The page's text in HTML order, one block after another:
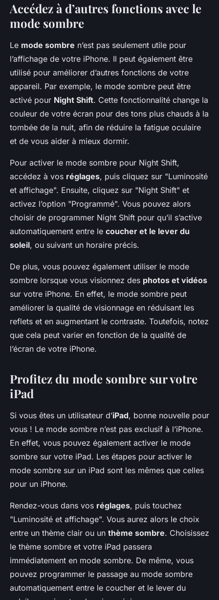
Accédez à d’autres fonctions avec le
mode sombre
Le mode sombre n’est pas seulement utile pour
l’affichage de votre iPhone. Il peut également être
utilisé pour améliorer d’autres fonctions de votre
appareil. Par exemple, le mode sombre peut être
activé pour Night Shift. Cette fonctionnalité change la
couleur de votre écran pour des tons plus chauds à la
tombée de la nuit, afin de réduire la fatigue oculaire
et de vous aider à mieux dormir.
Pour activer le mode sombre pour Night Shift,
accédez à vos réglages, puis cliquez sur "Luminosité
et affichage". Ensuite, cliquez sur "Night Shift" et
activez l’option "Programmé". Vous pouvez alors
choisir de programmer Night Shift pour qu’il s’active
automatiquement entre le coucher et le lever du
soleil, ou suivant un horaire précis.
De plus, vous pouvez également utiliser le mode
sombre lorsque vous visionnez des photos et vidéos
sur votre iPhone. En effet, le mode sombre peut
améliorer la qualité de visionnage en réduisant les
reflets et en augmentant le contraste. Toutefois, notez
que cela peut varier en fonction de la qualité de
l’écran de votre iPhone.
Profitez du mode sombre sur votre
iPad
Si vous êtes un utilisateur d’iPad, bonne nouvelle pour
vous ! Le mode sombre n’est pas exclusif à l’iPhone.
En effet, vous pouvez également activer le mode
sombre sur votre iPad. Les étapes pour activer le
mode sombre sur un iPad sont les mêmes que celles
pour un iPhone.
Rendez-vous dans vos réglages, puis touchez
"Luminosité et affichage". Vous aurez alors le choix
entre un thème clair ou un thème sombre. Choisissez
le thème sombre et votre iPad passera
immédiatement en mode sombre. De même, vous
pouvez programmer le passage au mode sombre
automatiquement entre le coucher et le lever du